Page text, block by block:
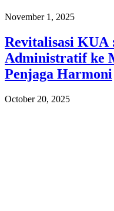
November 1, 2025
Revitalisasi KUA
Administratif ke
Penjaga Harmoni
October 20, 2025